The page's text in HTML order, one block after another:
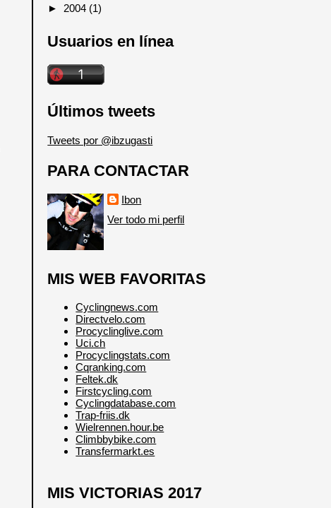
► 2004 (1)
Usuarios en línea
Últimos tweets
Tweets por @ibzugasti
PARA CONTACTAR
Ibon
Ver todo mi perfil
MIS WEB FAVORITAS
Cyclingnews.com
Directvelo.com
Procyclinglive.com
Uci.ch
Procyclingstats.com
Cqranking.com
Feltek.dk
Firstcycling.com
Cyclingdatabase.com
Trap-friis.dk
Wielrennen.hour.be
Climbbybike.com
Transfermarkt.es
MIS VICTORIAS 2017